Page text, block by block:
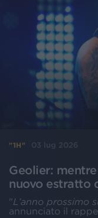
"1H" 03 lug 2026
Geolier:
nuovo estratto
"L’anno prossimo
annunciato il